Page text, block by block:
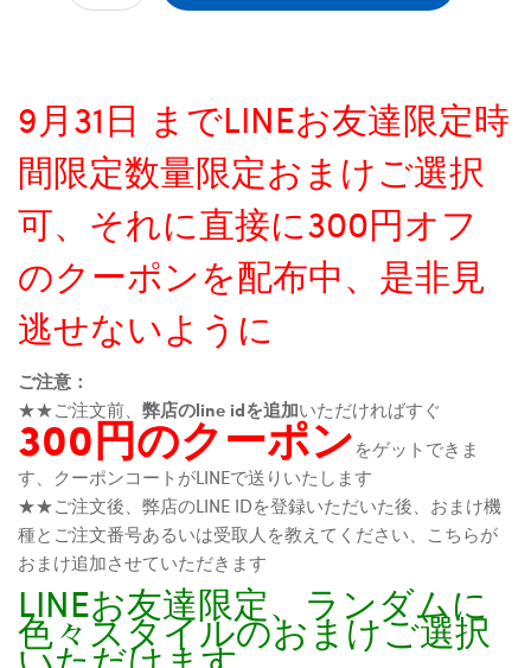
9月31日 までLINEお友達限定時
間限定数量限定おまけご選択
可、それに直接に300円オフ
のクーポンを配布中、是非見
逃せないように
ご注意：
★★ご注文前、 弊店のline idを追加いただければすぐ
300円のクーポンをゲットできま
す、クーポンコートがLINEで送りいたします
★★ご注文後、弊店のLINE IDを登録いただいた後、おまけ機
種とご注文番号あるいは受取人を教えてください、こちらが
おまけ追加させていただきます
LINEお友達限定、ランダムに
色々スタイルのおまけご選択